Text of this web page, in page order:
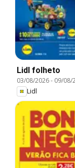
Lidl folheto
03/08/2026- 09/08/
Lidl